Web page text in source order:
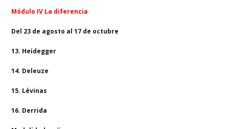
Módulo IV La diferencia
Del 23 de agosto al 17 de octubre
13. Heidegger
14. Deleuze
15. Lévinas
16. Derrida